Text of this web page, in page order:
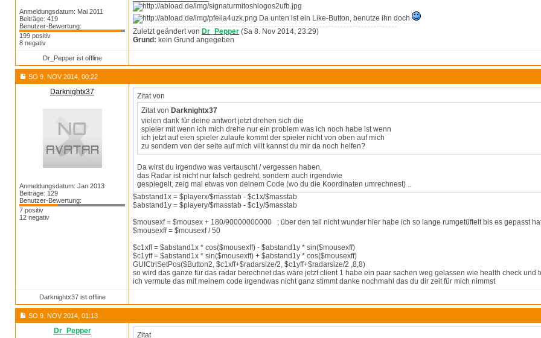
Anmeldungsdatum: Mai 2011
Beiträge: 419
Benutzer-Bewertung:
199 positiv
8 negativ
Da unten ist ein Like-Button, benutze ihn doch
Zuletzt geändert von Dr_Pepper (Sa 8. Nov 2014, 23:29)
Grund: kein Grund angegeben
Dr_Pepper ist offline
SO 9. NOV 2014, 00:22
Darknightx37
Anmeldungsdatum: Jan 2013
Beiträge: 129
Benutzer-Bewertung:
7 positiv
12 negativ
Zitat von
Zitat von Darknightx37
vielen dank für deine antwort jetzt drehen sich die
spieler mit wenn ich mich drehe nur ein problem was ich noch habe ist wenn
ich jetzt auf eien spieler zulaufe kommt der spieler nicht von oben auf mich
zu sondern von der seite auf mich villt kannst du mir da noch helfen?
Da wirst du irgendwo was vertauscht / vergessen haben,
das Radar ist nicht nur falsch gedreht, sondern auch irgendwie
gespiegelt, zeig mal etwas von deinem Code (wo du die Koordinaten umrechnest) ..
$abstand1x = $playerx/$masstab - $c1x/$masstab
$abstand1y = $playery/$masstab - $c1y/$masstab
$mousexf = $mousex + 180/90000000000 ; über den teil nicht wunder hier habe ich so lange rumgetüftelt bis es gepasst
$mousexff = $mousexf / 50
$c1xff = $abstand1x * cos($mousexff) - $abstand1y * sin($mousexff)
$c1yff = $abstand1x * sin($mousexff) + $abstand1y * cos($mousexff)
GUICtrlSetPos($Button2, $c1xff+$radarsize/2, $c1yff+$radarsize/2 ,8,8)
so wird das ganze für das radar berechnet das wäre jetzt client 1 habe ein paar sachen weg gelassen wie health check und
ich vermute das mit meinem code irgendwas nicht ganz stimmt danke nochmahl das du dir zeit für mich nimmst
Darknightx37 ist offline
SO 9. NOV 2014, 01:13
Dr_Pepper Zitat